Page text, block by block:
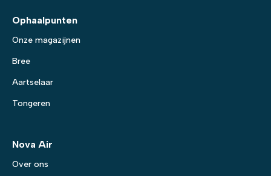
Ophaalpunten
Onze magazijnen
Bree
Aartselaar
Tongeren
Nova Air
Over ons